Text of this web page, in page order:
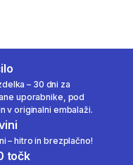
– 30 dni za
uporabnike, pod
v originalni embalaži.
– hitro in brezplačno!
točk